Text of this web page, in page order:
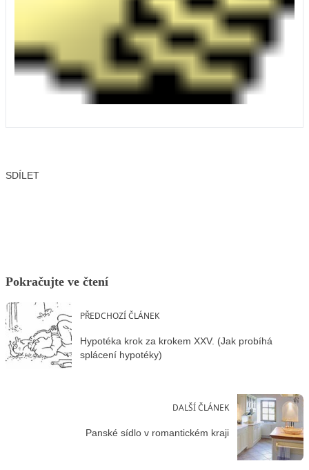
SDÍLET
Pokračujte ve čtení
PŘEDCHOZÍ ČLÁNEK
Hypotéka krok za krokem XXV. (Jak probíhá
splácení hypotéky)
DALŠÍ ČLÁNEK
Panské sídlo v romantickém kraji